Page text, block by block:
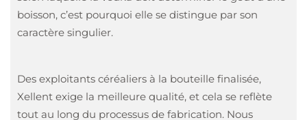
boisson, c’est pourquoi elle se distingue par son
caractère singulier.
Des exploitants céréaliers à la bouteille finalisée,
Xellent exige la meilleure qualité, et cela se reflète
tout au long du processus de fabrication. Nous